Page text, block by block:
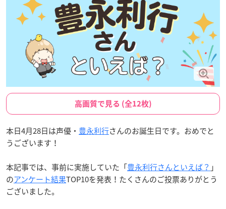
高画質で見る (全12枚)
本日4月28日は声優・ 豊永利行さんのお誕生日です。おめでと
うございます！
本記事では、事前に実施していた「豊永利行さんといえば？ 」
のアンケート結果TOP10を発表！たくさんのご投票ありがとう
ございました。